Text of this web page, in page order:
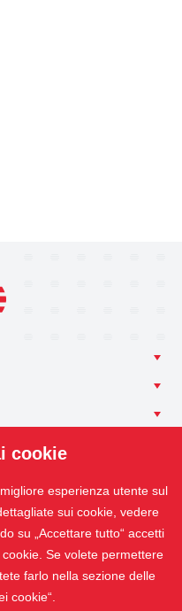
cookie
esperienza utente sul
sui cookie, vedere
su „Accettare tutto“ accetti
Se volete permettere
farlo nella sezione delle
cookie“.